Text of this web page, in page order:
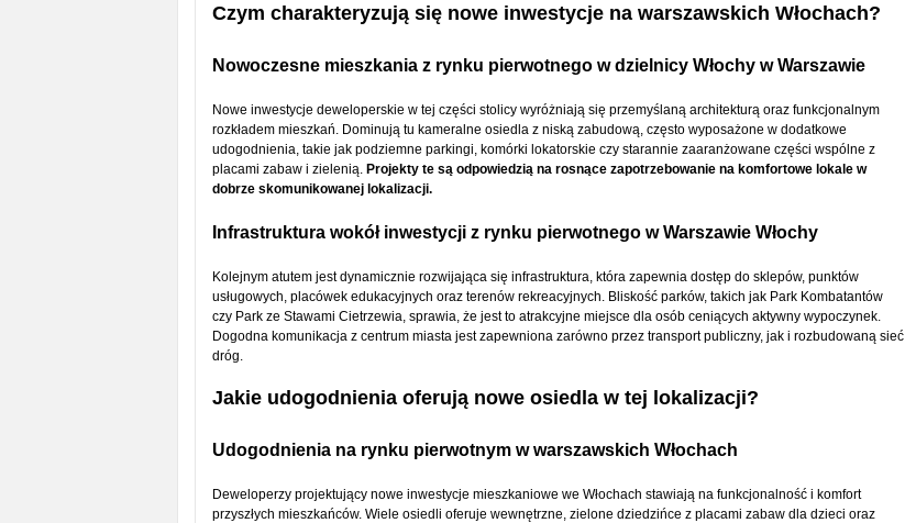
Czym charakteryzują się nowe inwestycje na warszawskich Włochach?
Nowoczesne mieszkania z rynku pierwotnego w dzielnicy Włochy w Warszawie
Nowe inwestycje deweloperskie w tej części stolicy wyróżniają się przemyślaną architekturą oraz funkcjonalnym
rozkładem mieszkań. Dominują tu kameralne osiedla z niską zabudową, często wyposażone w dodatkowe
udogodnienia, takie jak podziemne parkingi, komórki lokatorskie czy starannie zaaranżowane części wspólne z
placami zabaw i zielenią. Projekty te są odpowiedzią na rosnące zapotrzebowanie na komfortowe lokale w
dobrze skomunikowanej lokalizacji.
Infrastruktura wokół inwestycji z rynku pierwotnego w Warszawie Włochy
Kolejnym atutem jest dynamicznie rozwijająca się infrastruktura, która zapewnia dostęp do sklepów, punktów
usługowych, placówek edukacyjnych oraz terenów rekreacyjnych. Bliskość parków, takich jak Park Kombatantów
czy Park ze Stawami Cietrzewia, sprawia, że jest to atrakcyjne miejsce dla osób ceniących aktywny wypoczynek.
Dogodna komunikacja z centrum miasta jest zapewniona zarówno przez transport publiczny, jak i rozbudowaną sieć
dróg.
Jakie udogodnienia oferują nowe osiedla w tej lokalizacji?
Udogodnienia na rynku pierwotnym w warszawskich Włochach
Deweloperzy projektujący nowe inwestycje mieszkaniowe we Włochach stawiają na funkcjonalność i komfort
przyszłych mieszkańców. Wiele osiedli oferuje wewnętrzne, zielone dziedzińce z placami zabaw dla dzieci oraz